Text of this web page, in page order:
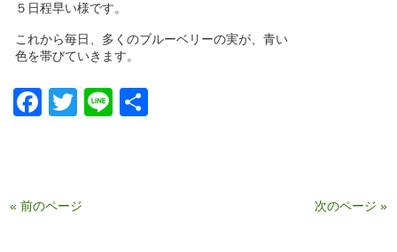
５日程早い様です。
これから毎日、多くのブルーベリーの実が、青い
色を帯びていきます。
Facebook
Twitter
Line
« 前のページ 次のページ »